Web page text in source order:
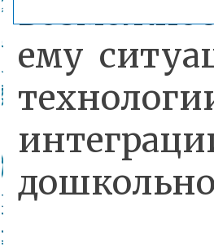
ему